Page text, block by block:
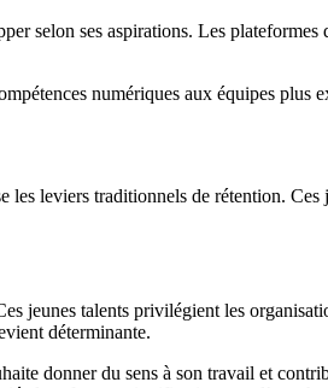
selon ses aspirations. Les
numériques aux équipes plus
leviers traditionnels de rétention.
jeunes talents privilégient les
déterminante.
donner du sens à son travail et